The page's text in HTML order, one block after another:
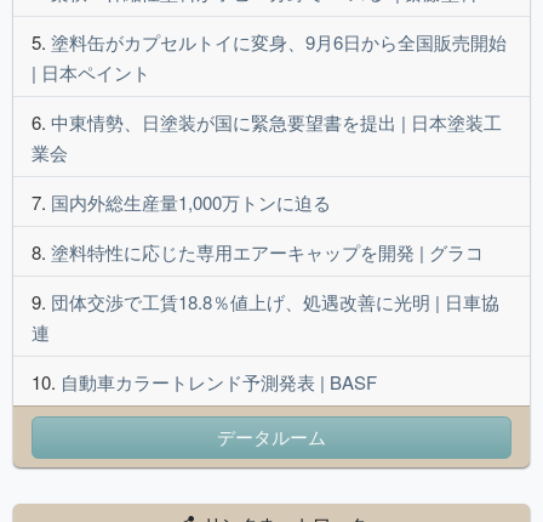
塗料缶がカプセルトイに変身、9月6日から全国販売開始
| 日本ペイント
中東情勢、日塗装が国に緊急要望書を提出 | 日本塗装工
業会
国内外総生産量1,000万トンに迫る
塗料特性に応じた専用エアーキャップを開発 | グラコ
団体交渉で工賃18.8％値上げ、処遇改善に光明 | 日車協
連
自動車カラートレンド予測発表 | BASF
データルーム